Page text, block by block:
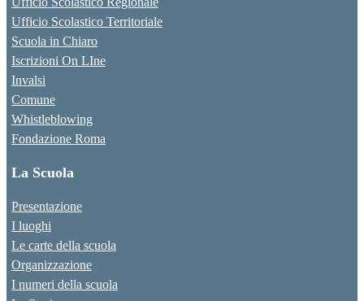
Ufficio Scolastico Territoriale
Scuola in Chiaro
Iscrizioni On LIne
Invalsi
Comune
Whistleblowing
Fondazione Roma
La Scuola
Presentazione
I luoghi
Le carte della scuola
Organizzazione
I numeri della scuola